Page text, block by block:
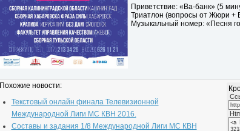
Приветствие: «Ва-банк» (5
Триатлон (вопросы от Жюри +
Музыкальный номер: «Песня
Похожие новости:
Текстовый онлайн финала Телевизионной
Международной Лиги МС КВН 2016.
Составы и задания 1/8 Международной Лиги МС КВН